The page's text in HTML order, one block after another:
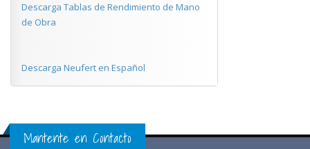
Descarga Tablas de Rendimiento de Mano
de Obra
Descarga Neufert en Español
Mantente en Contacto